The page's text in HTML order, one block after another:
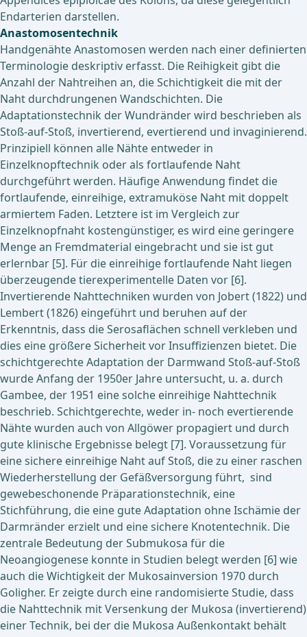
Endarterien darstellen.
Anastomosentechnik
Handgenähte Anastomosen werden nach einer definierten
Terminologie deskriptiv erfasst. Die Reihigkeit gibt die
Anzahl der Nahtreihen an, die Schichtigkeit die mit der
Naht durchdrungenen Wandschichten. Die
Adaptationstechnik der Wundränder wird beschrieben als
Stoß-auf-Stoß, invertierend, evertierend und invaginierend.
Prinzipiell können alle Nähte entweder in
Einzelknopftechnik oder als fortlaufende Naht
durchgeführt werden. Häufige Anwendung findet die
fortlaufende, einreihige, extramuköse Naht mit doppelt
armiertem Faden. Letztere ist im Vergleich zur
Einzelknopfnaht kostengünstiger, es wird eine geringere
Menge an Fremdmaterial eingebracht und sie ist gut
erlernbar [5]. Für die einreihige fortlaufende Naht liegen
überzeugende tierexperimentelle Daten vor [6].
Invertierende Nahttechniken wurden von Jobert (1822) und
Lembert (1826) eingeführt und beruhen auf der
Erkenntnis, dass die Serosaflächen schnell verkleben und
dies eine größere Sicherheit vor Insuffizienzen bietet. Die
schichtgerechte Adaptation der Darmwand Stoß-auf-Stoß
wurde Anfang der 1950er Jahre untersucht, u. a. durch
Gambee, der 1951 eine solche einreihige Nahttechnik
beschrieb. Schichtgerechte, weder in- noch evertierende
Nähte wurden auch von Allgöwer propagiert und durch
gute klinische Ergebnisse belegt [7]. Voraussetzung für
eine sichere einreihige Naht auf Stoß, die zu einer raschen
Wiederherstellung der Gefäßversorgung führt, sind
gewebeschonende Präparationstechnik, eine
Stichführung, die eine gute Adaptation ohne Ischämie der
Darmränder erzielt und eine sichere Knotentechnik. Die
zentrale Bedeutung der Submukosa für die
Neoangiogenese konnte in Studien belegt werden [6] wie
auch die Wichtigkeit der Mukosainversion 1970 durch
Goligher. Er zeigte durch eine randomisierte Studie, dass
die Nahttechnik mit Versenkung der Mukosa (invertierend)
einer Technik, bei der die Mukosa Außenkontakt behält